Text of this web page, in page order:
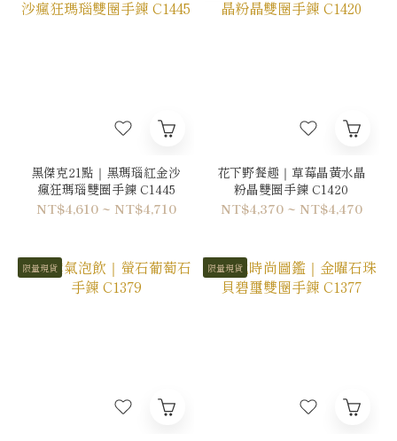
黑傑克21點｜黑瑪瑙紅金沙
瘋狂瑪瑙雙圈手鍊 C1445
NT$4,610 ~ NT$4,710
花下野餐趣｜草莓晶黃水晶
粉晶雙圈手鍊 C1420
NT$4,370 ~ NT$4,470
限量現貨 限量現貨